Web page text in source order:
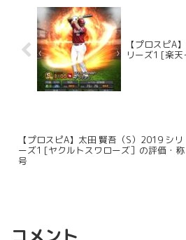
【プロスピA
リーズ1 [楽
【プロスピA】太田 賢吾（S）2019 シリ
ーズ1 [ヤクルトスワローズ］の評価・称
号